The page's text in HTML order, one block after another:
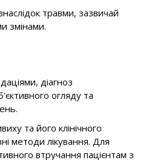
травми, зазвичай
змінами.
діагноз
огляду та
та його клінічного
методи лікування. Для
втручання пацієнтам з